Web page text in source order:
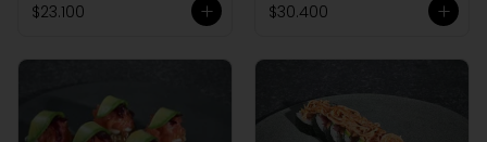
$23.100 $30.400